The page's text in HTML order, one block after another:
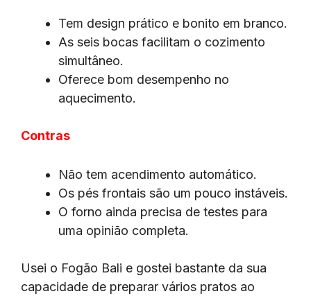
Tem design prático e bonito em branco.
As seis bocas facilitam o cozimento
simultâneo.
Oferece bom desempenho no
aquecimento.
Contras
Não tem acendimento automático.
Os pés frontais são um pouco instáveis.
O forno ainda precisa de testes para
uma opinião completa.
Usei o Fogão Bali e gostei bastante da sua
capacidade de preparar vários pratos ao